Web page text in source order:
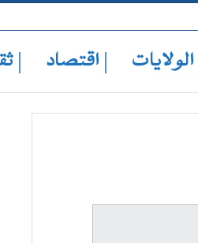
| الولايات | اقتصاد |